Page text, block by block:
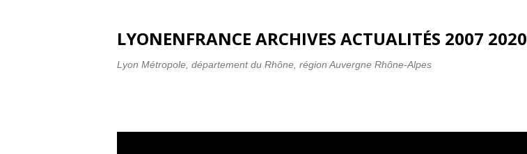
LYONENFRANCE ARCHIVES ACTUALITÉS 2007 2020
Lyon Métropole, département du Rhône, région Auvergne Rhône-Alpes